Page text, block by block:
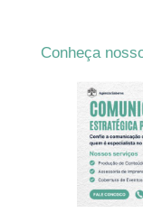
Conheça